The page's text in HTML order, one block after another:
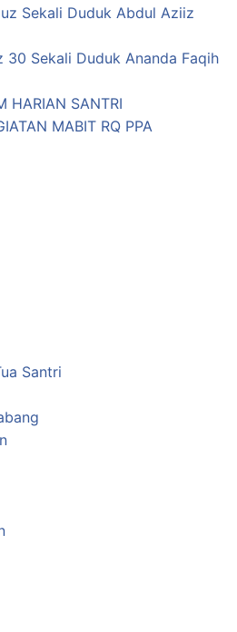
Sekali Duduk Abdul Aziiz
30 Sekali Duduk Ananda Faqih
HARIAN SANTRI
MABIT RQ PPA
Santri